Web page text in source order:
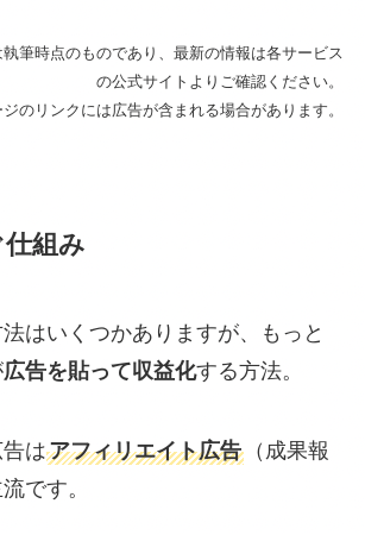
筆時点のものであり、最新の情報は各サービス
の公式サイトよりご確認ください。
のリンクには広告が含まれる場合があります。
組み
はいくつかありますが、もっと
広告を貼って収益化する方法。
はアフィリエイト広告（成果報
です。